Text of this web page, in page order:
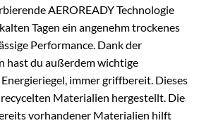
AEROREADY Technologie
Tagen ein angenehm trockenes
Performance. Dank der
hast du außerdem wichtige
immer griffbereit. Dieses
Materialien hergestellt. Die
vorhandener Materialien hilft